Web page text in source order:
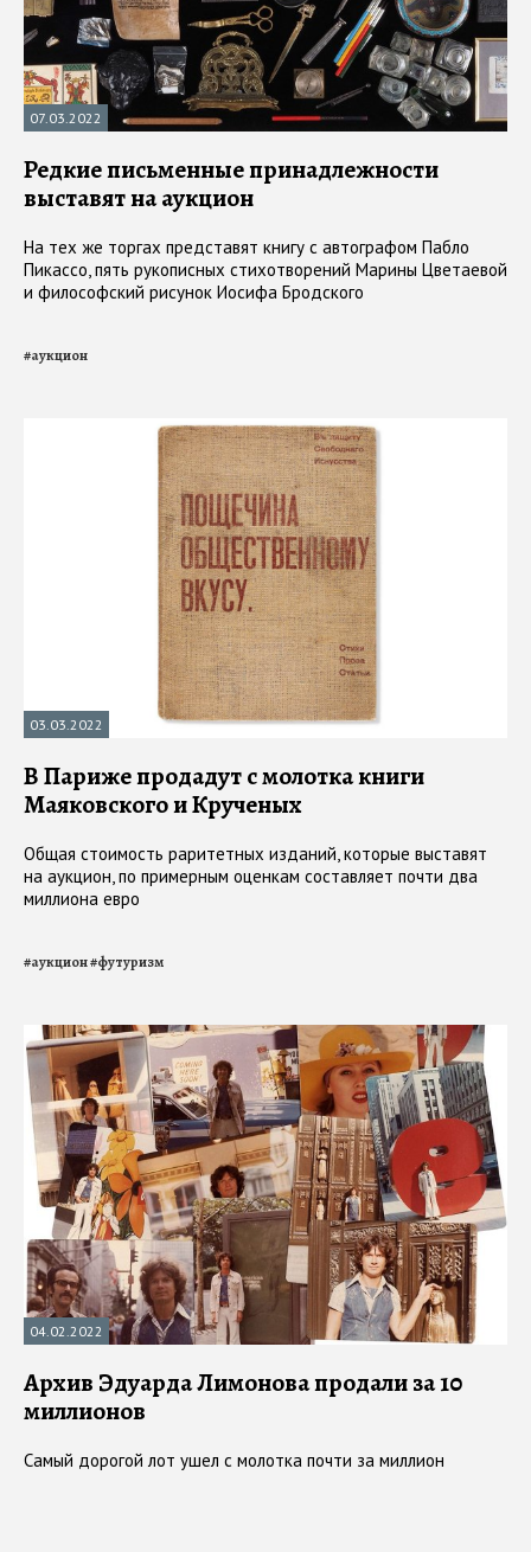
07.03.2022
Редкие письменные принадлежности
выставят на аукцион
На тех же торгах представят книгу с автографом Пабло
Пикассо, пять рукописных стихотворений Марины Цветаевой
и философский рисунок Иосифа Бродского
#аукцион
03.03.2022
В Париже продадут с молотка книги
Маяковского и Крученых
Общая стоимость раритетных изданий, которые выставят
на аукцион, по примерным оценкам составляет почти два
миллиона евро
#аукцион#футуризм
04.02.2022
Архив Эдуарда Лимонова продали за 10
миллионов
Самый дорогой лот ушел с молотка почти за миллион